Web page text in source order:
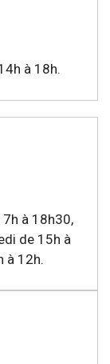
à 18h.
à 18h30,
de 15h à
à 12h.